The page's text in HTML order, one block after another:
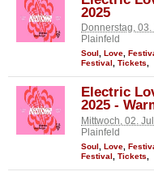
2025
Donnerstag,
Plainfeld
Soul , Love,
Festival , Tickets,
Electric
2025 -
Mittwoch, 02.
Plainfeld
Soul Love
Festival
Tickets